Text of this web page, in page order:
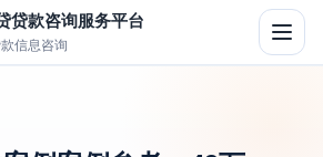
贷款咨询服务平台
信息咨询
切
换